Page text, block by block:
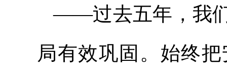
——过去五年，我
局有效巩固。始终